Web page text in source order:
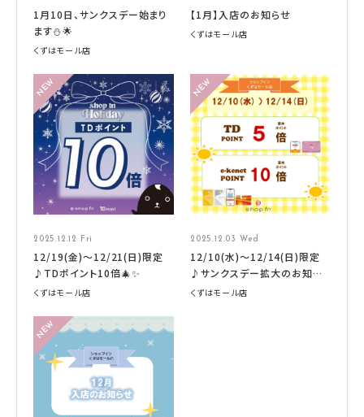
1月10日、サンクスデー始まり
ます⛄🌟
くずはモール店
【1月】入店のお知らせ
くずはモール店
2025.12.12 Fri
12/19(金)～12/21(日)限定
♪TDポイント10倍🎄✨
くずはモール店
2025.12.03 Wed
12/10(水)～12/14(日)限定
♪サンクスデー拡大のお知ら
せ★
くずはモール店